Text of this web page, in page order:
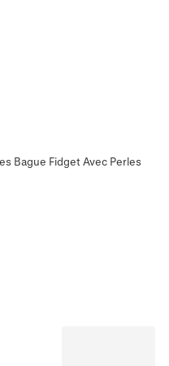
Bague Fidget Avec Perles